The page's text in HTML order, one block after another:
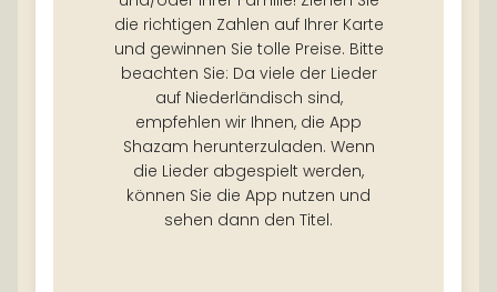
die richtigen Zahlen auf Ihrer Karte
und gewinnen Sie tolle Preise. Bitte
beachten Sie: Da viele der Lieder
auf Niederländisch sind,
empfehlen wir Ihnen, die App
Shazam herunterzuladen. Wenn
die Lieder abgespielt werden,
können Sie die App nutzen und
sehen dann den Titel.